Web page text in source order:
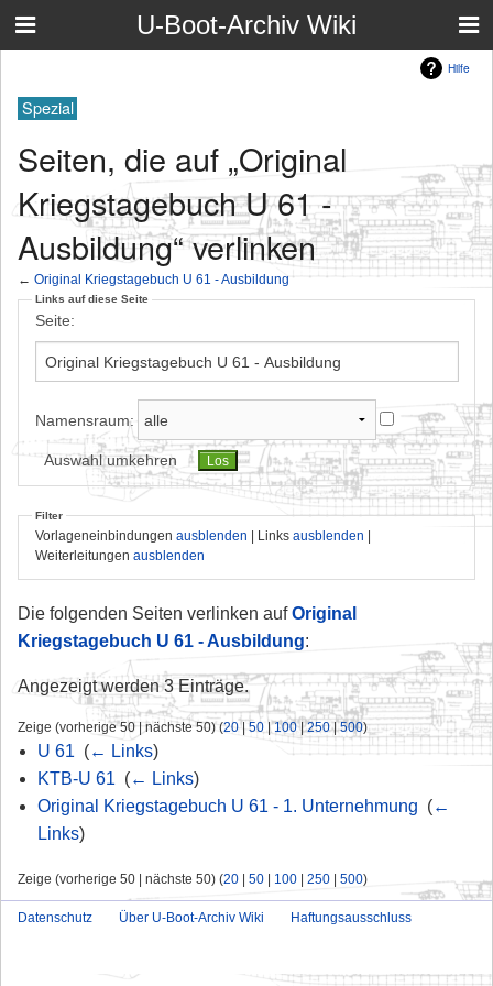
U-Boot-Archiv Wiki
Hilfe
Spezial
Seiten, die auf „Original
Kriegstagebuch U 61 -
Ausbildung“ verlinken
← Original Kriegstagebuch U 61 - Ausbildung
Links auf diese Seite
Seite:
Namensraum:
Auswahl umkehren
Filter
Vorlageneinbindungen ausblenden | Links ausblenden |
Weiterleitungen ausblenden
Die folgenden Seiten verlinken aufOriginal
Kriegstagebuch U 61 - Ausbildung:
Angezeigt werden 3 Einträge.
Zeige (vorherige 50 | nächste 50) (20| 50 |100|250|500)
U 61 (← Links)
KTB-U 61 (← Links)
Original Kriegstagebuch U 61 - 1. Unternehmung (←
Links)
Zeige (vorherige 50 | nächste 50) (20 | 50 | 100 | 250 | 500)
Datenschutz Über U-Boot-Archiv Wiki Haftungsausschluss